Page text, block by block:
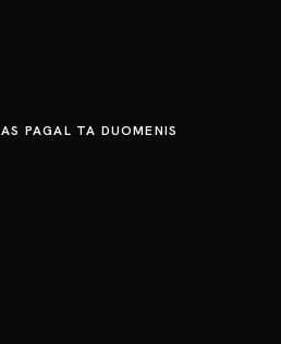
PAGAL TA DUOMENIS